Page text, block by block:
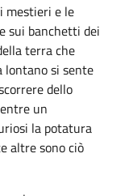
mestieri e le
sui banchetti dei
terra che
lontano si sente
dello
un
la potatura
altre sono ciò